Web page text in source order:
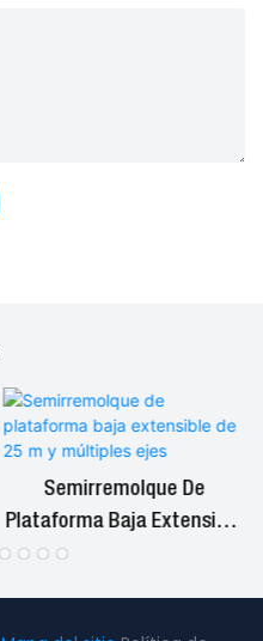
Semirremolque De
Plataforma Baja Extensible
De 25 M Y Múltiples Ejes